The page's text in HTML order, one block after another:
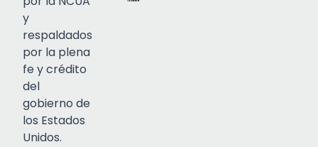
y
respaldados
por la plena
fe y crédito
del
gobierno de
los Estados
Unidos.